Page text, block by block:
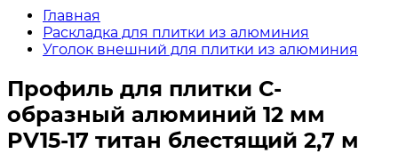
Главная
Раскладка для плитки из алюминия
Уголок внешний для плитки из алюминия
Профиль для плитки С-
образный алюминий 12 мм
PV15-17 титан блестящий 2,7 м